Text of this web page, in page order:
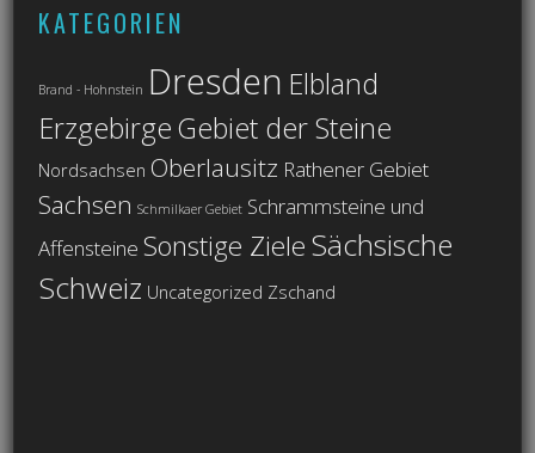
KATEGORIEN
Brand - Hohnstein Dresden Elbland
ErzgebirgeGebiet der Steine
Nordsachsen Oberlausitz Rathener Gebiet
Sachsen Schmilkaer Gebiet Schrammsteine und
Affensteine Sonstige ZieleSächsische
Schweiz Uncategorized Zschand